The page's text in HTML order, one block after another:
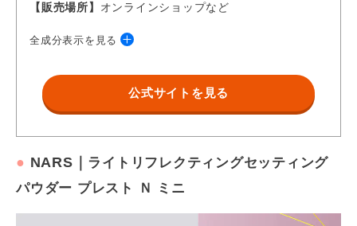
【販売場所】 オンラインショップなど
全成分表示を見る
水・ジメチコン・ＢＧ・リシノレイン酸セチル・ジステアリン酸
グリセリル・トリシロキサン・ステアリン酸グリセリル（Ｓ
Ｅ）・マイカ・ホホバ種子油・ステアレス－１０・コレステロー
リノール酸・カプリリルグリコール・（アクリルアミド／アクリ
ロイルジメチルタウリンＮａ）コポリマー・キサンタンガム・ク
エン酸・イソヘキサデカン・パンテノール・オレイン酸・グリセ
リン・ヘキシレングリコール・リノレン酸・酢酸トコフェロー
公式サイトを見る
● NARS｜ ライトリフレクティングセッティング
パウダー プレスト Ｎ ミニ